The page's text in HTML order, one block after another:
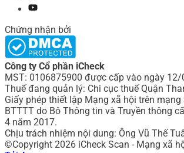
Chứng nhận bởi
Công ty Cổ phần iCheck
MST: 0106875900 được cấp vào ngày
Thuế đang quản lý: Chi cục thuế Quận
Giấy phép thiết lập Mạng xã hội trên mạng
BTTTT do Bô Thông tin và Truyền thông
4 năm 2017.
Chịu trách nhiệm nội dung: Ông Vũ Thế
©Copyright 2026 iCheck Scan - Mạng xã